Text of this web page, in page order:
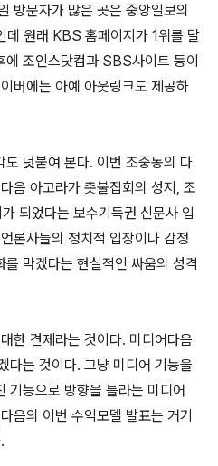
방문자가 많은 곳은 중앙일보의
원래 KBS 홈페이지가 1위를 달
조인스닷컴과 SBS사이트 등이
버에는 아예 아웃링크도 제공하
덧붙여 본다. 이번 조중동의 다
음 아고라가 촛불집회의 성지, 조
되었다는 보수기득권 신문사 입
론사들의 정치적 입장이나 감정
막겠다는 현실적인 싸움의 성격
한 견제라는 것이다. 미디어다음
다는 것이다. 그냥 미디어 기능을
기능으로 방향을 틀라는 미디어
음의 이번 수익모델 발표는 거기